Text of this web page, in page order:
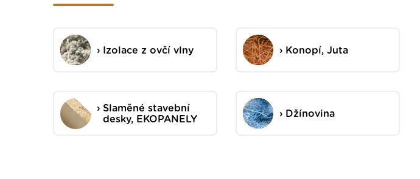
Izolace z ovčí vlny Konopí, Juta
Slaměné stavební
desky, EKOPANELY
Džínovina